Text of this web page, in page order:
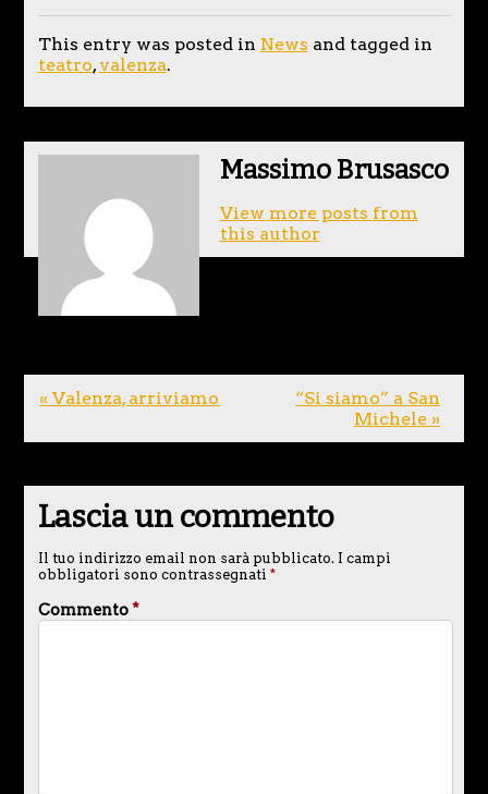
This entry was posted in News and tagged in
teatro,valenza.
Massimo Brusasco
View more posts from
this author
« Valenza, arriviamo
“Si siamo” a San
Michele »
Lascia un commento
Il tuo indirizzo email non sarà pubblicato. I campi
obbligatori sono contrassegnati *
Commento*